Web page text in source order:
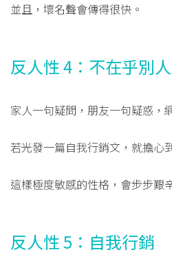
並且，壞名聲會傳得很快。
反人性 4：不在乎別人
家人一句疑問，朋友一句疑惑，
若光發一篇自我行銷文，就擔心
這樣極度敏感的性格，會步步艱
反人性 5：自我行銷